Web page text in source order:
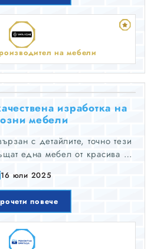
на мебели
изработка на
мебели
с детайлите, точно тези
една мебел от красива в
А когато пазарувате мебели
дървесина, усетът за
изработка ще ви позволи да
не само са зашеметяващи,
здрави, за да издържат цял
живот.
16 юли 2025
повече